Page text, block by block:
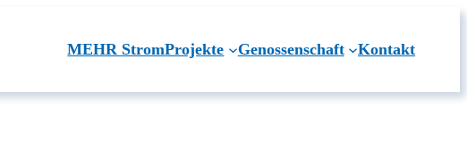
MEHR StromProjekte Genossenschaft Kontakt